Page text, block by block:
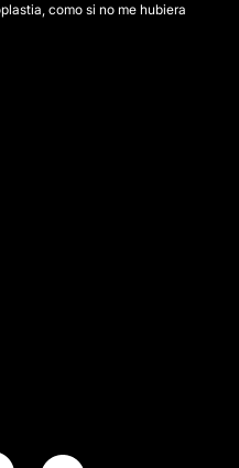
como si no me hubiera